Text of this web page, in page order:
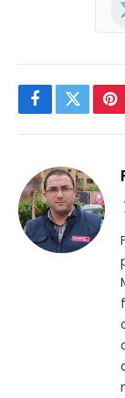
Facebook
Twitter